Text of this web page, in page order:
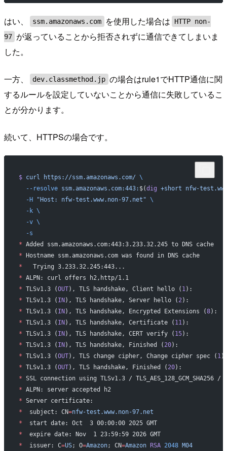
はい、 ssm.amazonaws.com を使用した場合は
HTTP non-
97 が返っていることから拒否されずに通信できてしまいま
した。
一方、 dev.classmethod.jp の場合はrule1でHTTP通信に関
するルールを設定していないことから通信に失敗しているこ
とが分かります。
続いて、HTTPSの場合です。
$ curl https://ssm.amazonaws.com/ \
  --resolve
ssm.amazonaws.com:443: $(dig +short nfw-
  -H
"Host: nfw-test.www.non-97.net" \
  -k
\
  -v
\
  -s
* Added ssm.amazonaws.com:443:3.233.32.245 to DNS cache
* Hostname ssm.amazonaws.com was found in DNS cache
*
   Trying 3.233.32.245:443...
* ALPN: curl offers h2,http/1.1
* TLSv1.3 (OUT), TLS handshake, Client hello ( 1):
* TLSv1.3 ( IN ), TLS handshake, Server hello ( 2):
* TLSv1.3 ( IN ), TLS handshake, Encrypted Extensions (8):
* TLSv1.3 ( IN ), TLS handshake, Certificate ( 11):
* TLSv1.3 ( IN ), TLS handshake, CERT verify ( 15):
* TLSv1.3 ( IN ), TLS handshake, Finished ( 20):
* TLSv1.3 (OUT), TLS change cipher, Change cipher spec ( 1
* TLSv1.3 (OUT), TLS handshake, Finished ( 20):
* SSL connection using TLSv1.3 / TLS_AES_128_GCM_SHA256 /
* ALPN: server accepted h2
* Server certificate:
*
  subject: CN
=nfw-test.www.non-97.net
*
  start date: Oct  3 00:00:00 2025 GMT
*
  expire date: Nov  1 23:59:59 2026 GMT
*
  issuer: C
=US; O=Amazon; CN=Amazon RSA 2048 M04